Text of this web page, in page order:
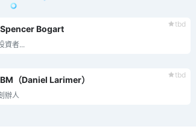
tbd
Spencer Bogart
資者...
tbd
BM（Daniel Larimer）
辦人